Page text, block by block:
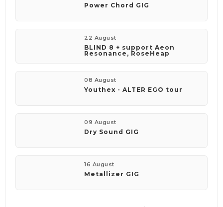
Power Chord GIG
22 August
BLIND 8 + support Aeon
Resonance, RoseHeap
08 August
Youthex - ALTER EGO tour
09 August
Dry Sound GIG
16 August
Metallizer GIG